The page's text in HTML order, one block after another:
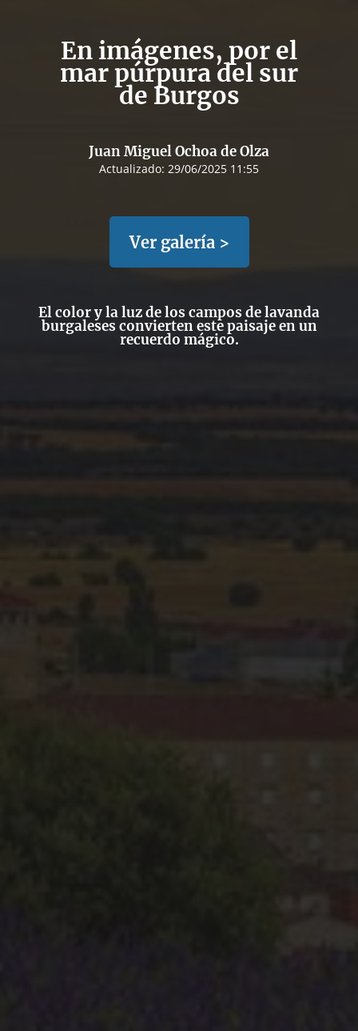
En imágenes, por el
mar púrpura del sur
de Burgos
Juan Miguel Ochoa de Olza
Actualizado: 29/06/2025 11:55
Ver galería >
El color y la luz de los campos de lavanda
burgaleses convierten este paisaje en un
recuerdo mágico.